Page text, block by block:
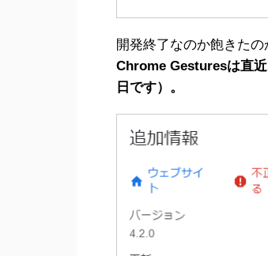
開発終了なのか飽きた
Chrome Gesturesは直
日です）。